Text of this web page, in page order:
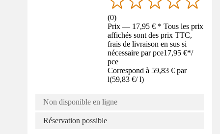
(0)
Prix — 17,95 € * Tous les prix
affichés sont des prix TTC,
frais de livraison en sus si
nécessaire par pce17,95 €*/
pce
Correspond à 59,83 € par
l(59,83 €/ l)
Non disponible en ligne
Réservation possible